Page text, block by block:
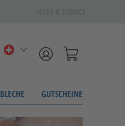
BLECHE GUTSCHEINE